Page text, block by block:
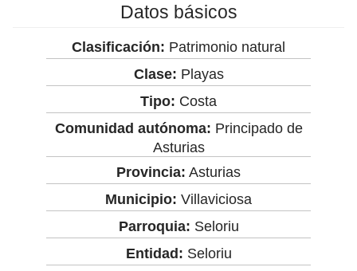
Datos básicos
Clasificación: Patrimonio natural
Clase: Playas
Tipo: Costa
Comunidad autónoma: Principado de
Asturias
Provincia: Asturias
Municipio: Villaviciosa
Parroquia: Seloriu
Entidad: Seloriu